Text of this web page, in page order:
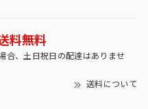
料無料
合、土日祝日の配達はありませ
送料について